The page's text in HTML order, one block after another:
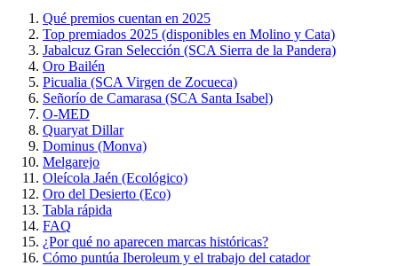
Qué premios cuentan en 2025
Top premiados 2025 (disponibles en Molino y Cata)
Jabalcuz Gran Selección (SCA Sierra de la Pandera)
Oro Bailén
Picualia (SCA Virgen de Zocueca)
Señorío de Camarasa (SCA Santa Isabel)
O-MED
Quaryat Dillar
Dominus (Monva)
Melgarejo
Oleícola Jaén (Ecológico)
Oro del Desierto (Eco)
Tabla rápida
FAQ
¿Por qué no aparecen marcas históricas?
Cómo puntúa Iberoleum y el trabajo del catador